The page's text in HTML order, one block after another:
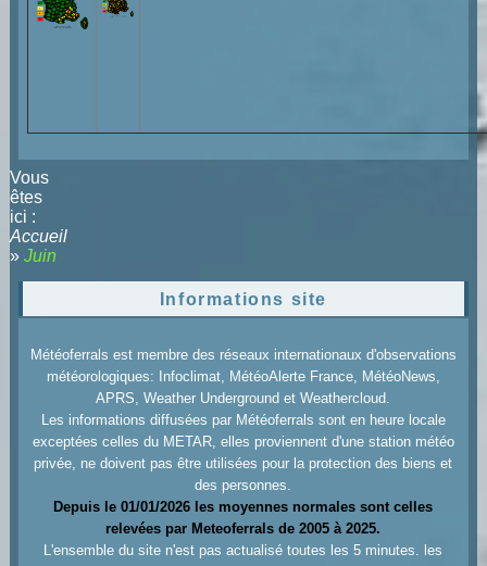
Vous
êtes
ici :
Accueil
» Juin
Informations site
Météoferrals est membre des réseaux internationaux d'observations
météorologiques: Infoclimat, MétéoAlerte France, MétéoNews,
APRS, Weather Underground et Weathercloud.
Les informations diffusées par Météoferrals sont en heure locale
exceptées celles du METAR, elles proviennent d'une station météo
privée, ne doivent pas être utilisées pour la protection des biens et
des personnes.
Depuis le 01/01/2026 les moyennes normales sont celles
relevées par Meteoferrals de 2005 à 2025.
L'ensemble du site n'est pas actualisé toutes les 5 minutes. les